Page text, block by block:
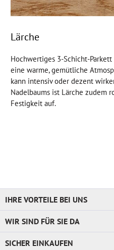
Lärche
Hochwertiges 3-Schicht-Parkett
eine warme, gemütliche
kann intensiv oder dezent
Nadelbaums ist Lärche zudem
Festigkeit auf.
IHRE VORTEILE BEI UNS
WIR SIND FÜR SIE DA
SICHER EINKAUFEN